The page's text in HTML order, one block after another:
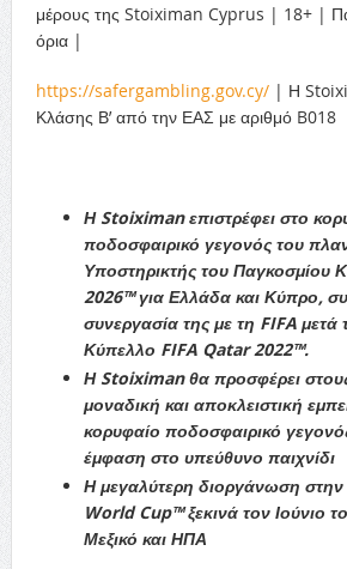
μέρους της Stoiximan Cyprus | 18+ |
όρια |
https://safergambling.gov.cy/| Η
Κλάσης Β’ από την ΕΑΣ με αριθμό B018
Η Stoiximan επιστρέφει στο
ποδοσφαιρικό γεγονός του
Υποστηρικτής του Παγκοσμίου
2026™ για Ελλάδα και Κύπρο,
συνεργασία της με τη FIFA μετά
Κύπελλο FIFA Qatar 2022™.
Η Stoiximan θα προσφέρει
μοναδική και αποκλειστική
κορυφαίο ποδοσφαιρικό
έμφαση στο υπεύθυνο παιχνίδι
Η μεγαλύτερη διοργάνωση στην
World Cup™ ξεκινά τον Ιούνιο
Μεξικό και ΗΠΑ